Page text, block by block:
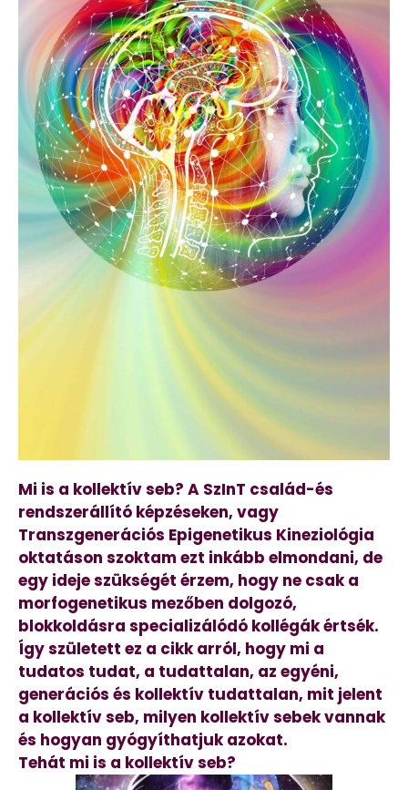
Mi is a kollektív seb? A SzInT család-és
rendszerállító képzéseken, vagy
Transzgenerációs Epigenetikus Kineziológia
oktatáson szoktam ezt inkább elmondani, de
egy ideje szükségét érzem, hogy ne csak a
morfogenetikus mezőben dolgozó,
blokkoldásra specializálódó kollégák értsék.
Így született ez a cikk arról, hogy mi a
tudatos tudat, a tudattalan, az egyéni,
generációs és kollektív tudattalan, mit jelent
a kollektív seb, milyen kollektív sebek vannak
és hogyan gyógyíthatjuk azokat.
Tehát mi is a kollektív seb?